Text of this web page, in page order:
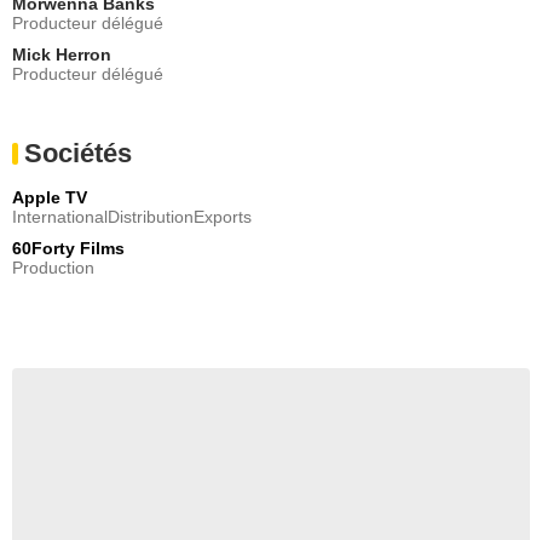
Producteur délégué
Mick Herron
Producteur délégué
Sociétés
Apple TV
InternationalDistributionExports
60Forty Films
Production